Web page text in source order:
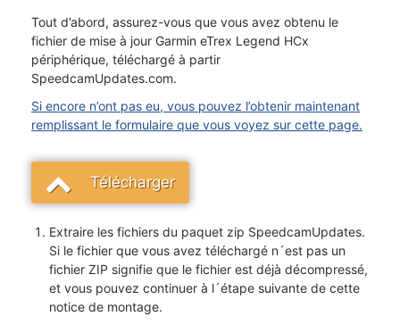
Tout d’abord, assurez-vous que vous avez obtenu le
fichier de mise à jour Garmin eTrex Legend HCx
périphérique, téléchargé à partir
SpeedcamUpdates.com.
Si encore n’ont pas eu, vous pouvez l’obtenir maintenant
remplissant le formulaire que vous voyez sur cette page.
Télécharger
Extraire les fichiers du paquet zip SpeedcamUpdates.
Si le fichier que vous avez téléchargé n´est pas un
fichier ZIP signifie que le fichier est déjà décompressé,
et vous pouvez continuer à l´étape suivante de cette
notice de montage.